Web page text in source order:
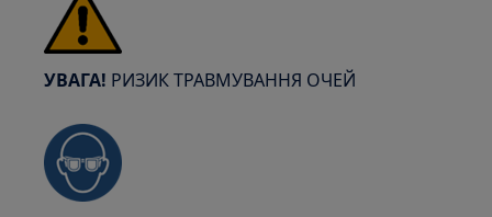
УВАГА! РИЗИК ТРАВМУВАННЯ ОЧЕЙ